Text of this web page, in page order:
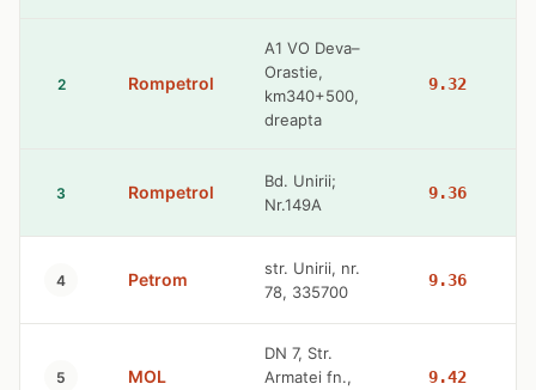
2 Rompetrol
A1 VO Deva–
Orastie,
km340+500,
dreapta
9.32
3 Rompetrol
Bd. Unirii;
Nr.149A
9.36
4 Petrom
str. Unirii, nr.
78, 335700
9.36
5 MOL
DN 7, Str.
Armatei fn.,
9.42